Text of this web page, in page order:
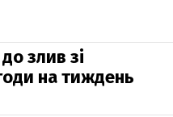
злив зі
на тиждень